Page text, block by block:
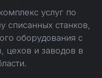
услуг по
списанных станков,
оборудования с
цехов и заводов в